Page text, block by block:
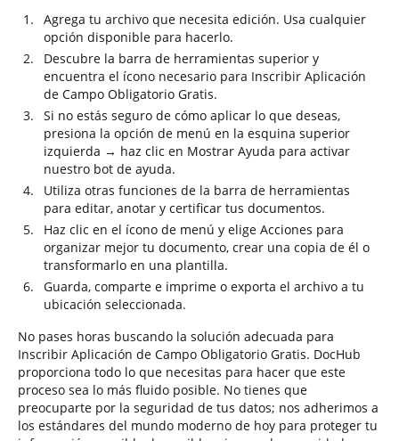
Agrega tu archivo que necesita edición. Usa cualquier
opción disponible para hacerlo.
Descubre la barra de herramientas superior y
encuentra el ícono necesario para Inscribir Aplicación
de Campo Obligatorio Gratis.
Si no estás seguro de cómo aplicar lo que deseas,
presiona la opción de menú en la esquina superior
izquierda → haz clic en Mostrar Ayuda para activar
nuestro bot de ayuda.
Utiliza otras funciones de la barra de herramientas
para editar, anotar y certificar tus documentos.
Haz clic en el ícono de menú y elige Acciones para
organizar mejor tu documento, crear una copia de él o
transformarlo en una plantilla.
Guarda, comparte e imprime o exporta el archivo a tu
ubicación seleccionada.
No pases horas buscando la solución adecuada para
Inscribir Aplicación de Campo Obligatorio Gratis. DocHub
proporciona todo lo que necesitas para hacer que este
proceso sea lo más fluido posible. No tienes que
preocuparte por la seguridad de tus datos; nos adherimos a
los estándares del mundo moderno de hoy para proteger tu